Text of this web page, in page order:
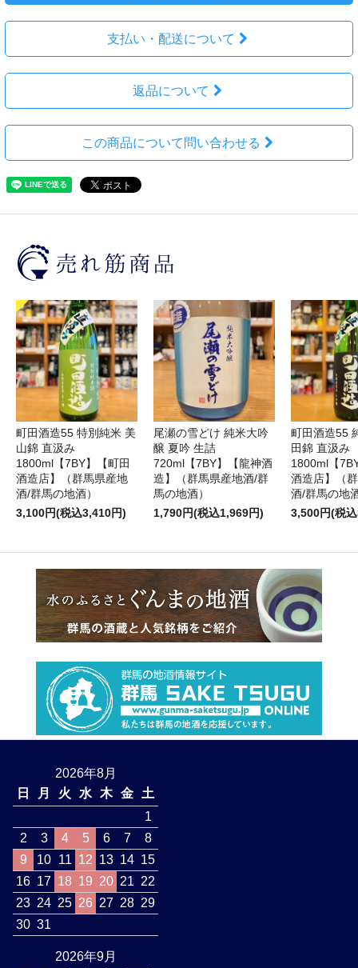
支払い・配送について
返品について
この商品について問い合わせる
町田酒造55 特別純米 美
山錦 直汲み
1800ml【7BY】【町田
酒造店】（群馬県産地
酒/群馬の地酒）
3,100円(税込3,410円)
尾瀬の雪どけ 純米大吟
醸 夏吟 生詰
720ml【7BY】【龍神酒
造】（群馬県産地酒/群
馬の地酒）
1,790円(税込1,969円)
町田酒造55
田錦 直汲み
1800ml【
酒造店】（
酒/群馬の地
3,500円(税
2026年8月
日
月 火 水 木 金
土
1
2
3 4 5 6 7
8
9
10 11 12 13 14 15
16 17 18 19 20 21 22
23 24 25 26 27 28 29
30 31
2026年9月